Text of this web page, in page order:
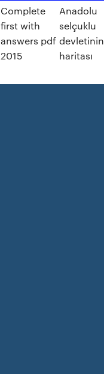
Complete
first with
answers pdf
2015
Anadolu
selçuklu
devletinin
haritası